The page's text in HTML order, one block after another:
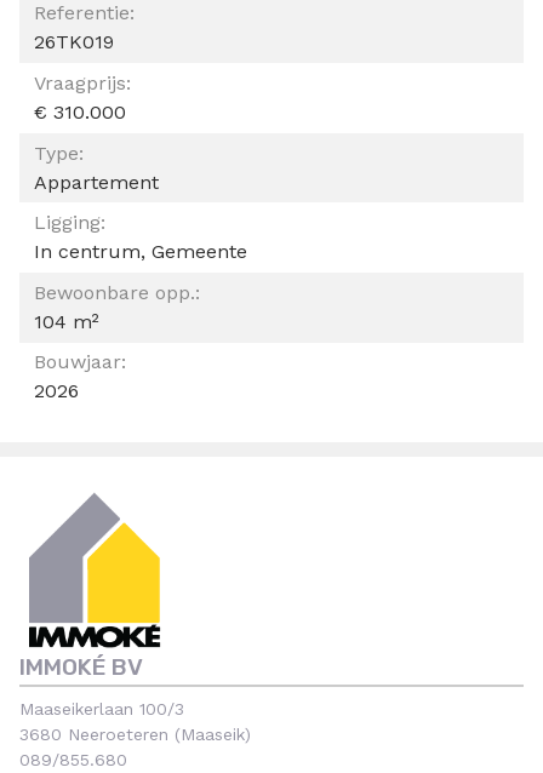
Referentie:
26TK019
Vraagprijs:
€ 310.000
Type:
Appartement
Ligging:
In centrum, Gemeente
Bewoonbare opp.:
104 m²
Bouwjaar:
2026
IMMOKÉ BV
Maaseikerlaan 100/3
3680 Neeroeteren (Maaseik)
089/855.680